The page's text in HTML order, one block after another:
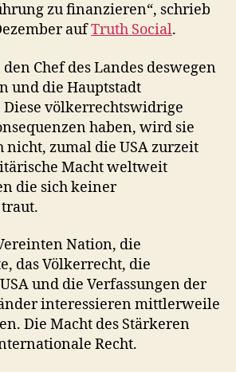
zu finanzieren“, schrieb
aufTruth Social.
Chef des Landes deswegen
und die Hauptstadt
völkerrechtswidrige
haben, wird sie
zumal die USA zurzeit
Macht weltweit
die sich keiner
Nation, die
das Völkerrecht, die
und die Verfassungen der
interessieren mittlerweile
Die Macht des Stärkeren
Recht.